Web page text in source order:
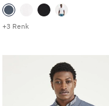
+3 Renk